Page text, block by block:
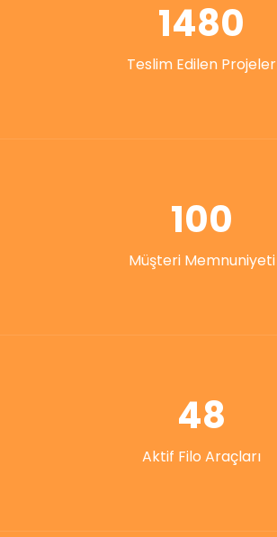
1480
Teslim Edilen Projeler
100
Müşteri Memnuniyeti
48
Aktif Filo Araçları